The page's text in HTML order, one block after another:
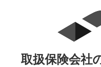
取扱保険会社